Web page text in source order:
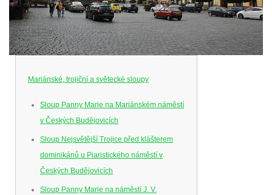
Mariánské, trojiční a světecké sloupy
Sloup Panny Marie na Mariánském náměstí
v Českých Budějovicích
Sloup Nejsvětější Trojice před klášterem
dominikánů u Piaristického náměstí v
Českých Budějovicích
Sloup Panny Marie na náměstí J. V.